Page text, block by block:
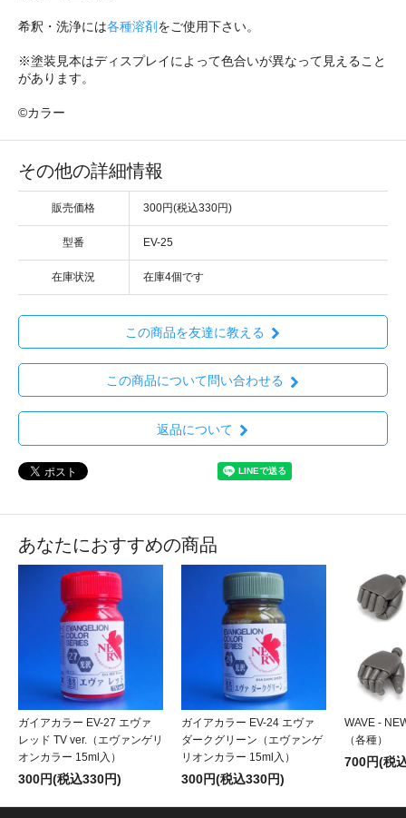
希釈・洗浄には各種溶剤 をご使用下さい。
※塗装見本はディスプレイによって色合いが異なって見えること
があります。
©カラー
その他の詳細情報
販売価格 300円(税込330円)
型番 EV-25
在庫状況 在庫4個です
この商品を友達に教える
この商品について問い合わせる
返品について
あなたにおすすめの商品
ガイアカラー EV-27 エヴァ
レッド TV ver.（エヴァンゲリ
オンカラー 15ml入）
300円(税込330円)
ガイアカラー EV-24 エヴァ
ダークグリーン（エヴァンゲ
リオンカラー 15ml入）
300円(税込330円)
WAVE -
（各種）
700円(税